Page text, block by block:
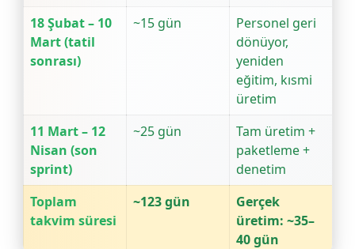
18 Şubat – 10
Mart (tatil
sonrası)
~15 gün
Personel geri
dönüyor,
yeniden
eğitim, kısmi
üretim
11 Mart – 12
Nisan (son
sprint)
~25 gün
Tam üretim +
paketleme +
denetim
Toplam
takvim süresi
~123 gün
Gerçek
üretim: ~35–
40 gün